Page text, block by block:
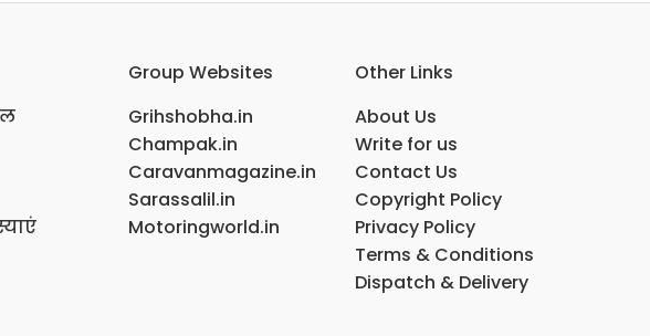
Group Websites
Grihshobha.in
Champak.in
Caravanmagazine.in
Sarassalil.in
Motoringworld.in
Other Links
About Us
Write for us
Contact Us
Copyright Policy
Privacy Policy
Terms & Conditions
Dispatch & Delivery